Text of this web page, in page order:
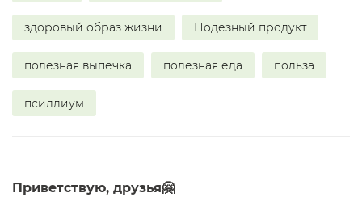
здоровый образ жизни Подезный продукт
полезная выпечка полезная еда польза
псиллиум
Приветствую, друзья🤗